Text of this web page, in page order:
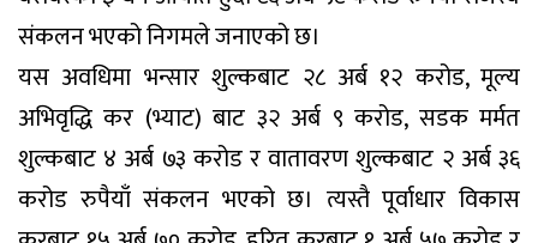
संकलन भएको निगमले जनाएको छ।
यस अवधिमा भन्सार शुल्कबाट २८ अर्ब १२ करोड, मूल्य
अभिवृद्धि कर (भ्याट) बाट ३२ अर्ब ९ करोड, सडक मर्मत
शुल्कबाट ४ अर्ब ७३ करोड र वातावरण शुल्कबाट २ अर्ब ३६
करोड रुपैयाँ संकलन भएको छ। त्यस्तै पूर्वाधार विकास